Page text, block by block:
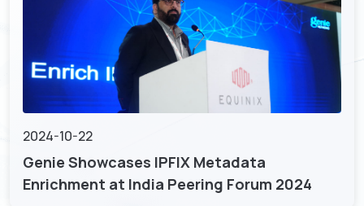
2024-10-22
Genie Showcases IPFIX Metadata
Enrichment at India Peering Forum 2024